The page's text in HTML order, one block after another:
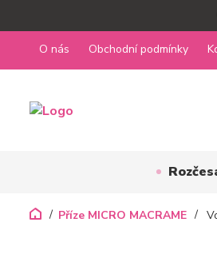
O nás Obchodní podmínky
Příze MICRO MACRAME